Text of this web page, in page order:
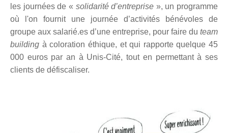
les journées de « solidarité d’entreprise », un programme
où l'on fournit une journée d’activités bénévoles de
groupe aux salarié.es d’une entreprise, pour faire du team
building à coloration éthique, et qui rapporte quelque 45
000 euros par an à Unis-Cité, tout en permettant à ses
clients de défiscaliser.